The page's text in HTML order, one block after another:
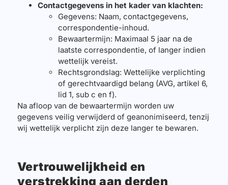
Contactgegevens in het kader van klachten:
Gegevens: Naam, contactgegevens,
correspondentie-inhoud.
Bewaartermijn: Maximaal 5 jaar na de
laatste correspondentie, of langer indien
wettelijk vereist.
Rechtsgrondslag: Wettelijke verplichting
of gerechtvaardigd belang (AVG, artikel 6,
lid 1, sub c en f).
Na afloop van de bewaartermijn worden uw
gegevens veilig verwijderd of geanonimiseerd, tenzij
wij wettelijk verplicht zijn deze langer te bewaren.
Vertrouwelijkheid en
verstrekking aan derden